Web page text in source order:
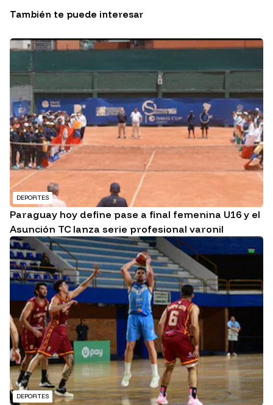
También te puede interesar
DEPORTES
Paraguay hoy define pase a final femenina U16 y el
Asunción TC lanza serie profesional varonil
DEPORTES